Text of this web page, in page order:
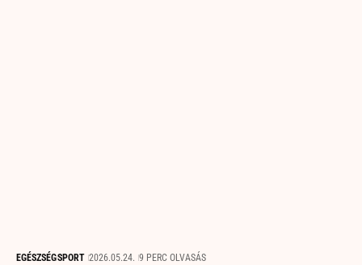
EGÉSZSÉGSPORT 2026.05.24. 9 PERC OLVASÁS